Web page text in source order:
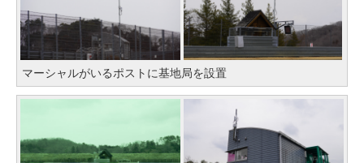
マーシャルがいるポストに基地局を設置